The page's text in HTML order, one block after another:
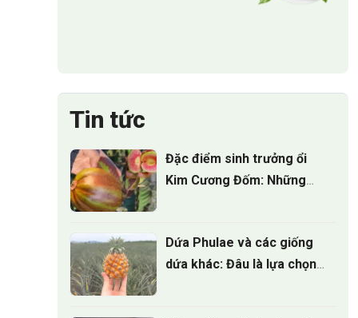
Tin tức
Đặc điểm sinh trưởng ổi
Kim Cương Đốm: Những
Dứa Phulae và các giống
dứa khác: Đâu là lựa chọn